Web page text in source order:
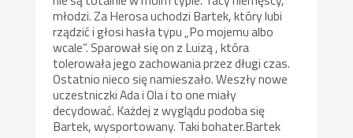
młodzi. Za Herosa uchodzi Bartek, który lubi
rządzić i głosi hasła typu „Po mojemu albo
wcale”. Sparował się on z Luizą , która
tolerowała jego zachowania przez długi czas.
Ostatnio nieco się namieszało. Weszły nowe
uczestniczki Ada i Ola i to one miały
decydować. Każdej z wyglądu podoba się
Bartek, wysportowany. Taki bohater.Bartek